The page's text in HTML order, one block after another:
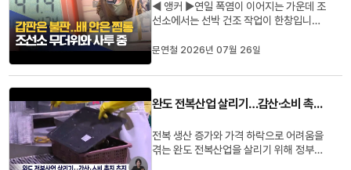
◀ 앵커 ▶연일 폭염이 이어지는 가운데 조
선소에서는 선박 건조 작업이 한창입니
선박 내부에서 근로자들은 무더위와 싸우
속에 더위를 견뎌내며배를 만드는 산업 현
트 ▶15만 톤급 원유운반선 건조 현장,...
문연철 2026년 07월 26일
완도 전복산업 살리기…감산·소비 촉진 추진
전복 생산 증가와 가격 하락으로 어려움을
겪는 완도 전복산업을 살리기 위해 정부와